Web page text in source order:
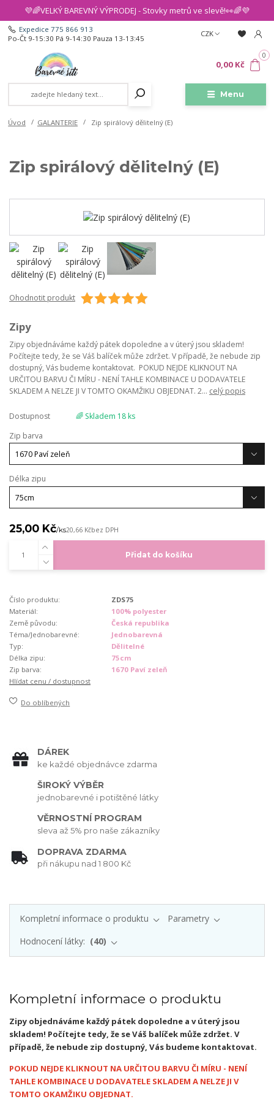
💜🌈VELKÝ BAREVNÝ VÝPRODEJ - Stovky metrů ve slevě!👀🌈💜
Menu
CZK
Expedice 775 866 913
Po-Čt 9-15:30 Pá 9-14:30 Pauza 13-13:45
0
0,00 Kč
Úvod GALANTERIE Zip spirálový dělitelný (E)
Zip spirálový dělitelný (E)
Ohodnotit produkt
Zipy
Zipy objednáváme každý pátek dopoledne a v úterý jsou skladem!
Počítejte tedy, že se Váš balíček může zdržet. V případě, že nebude zip
dostupný, Vás budeme kontaktovat. POKUD NEJDE KLIKNOUT NA
URČITOU BARVU ČI MÍRU - NENÍ TAHLE KOMBINACE U DODAVATELE
SKLADEM A NELZE JI V TOMTO OKAMŽIKU OBJEDNAT. 2... celý popis
Dostupnost
🌈 Skladem 18 ks
Zip barva
Délka zipu
25,00 Kč/ks20,66 Kčbez DPH
Přidat do košíku
Číslo produktu:
ZDS75
Materiál:
100% polyester
Země původu:
Česká republika
Téma/Jednobarevné:
Jednobarevná
Typ:
Dělitelné
Délka zipu:
75cm
Zip barva:
1670 Paví zeleň
Hlídat cenu / dostupnost
Do oblíbených
DÁREK
ke každé objednávce zdarma
ŠIROKÝ VÝBĚR
jednobarevné i potištěné látky
VĚRNOSTNÍ PROGRAM
sleva až 5% pro naše zákazníky
DOPRAVA ZDARMA
při nákupu nad 1 800 Kč
Kompletní informace o produktu
Parametry
Hodnocení látky:
40
Kompletní informace o produktu
Zipy objednáváme každý pátek dopoledne a v úterý jsou
skladem! Počítejte tedy, že se Váš balíček může zdržet. V
případě, že nebude zip dostupný, Vás budeme kontaktovat.
POKUD NEJDE KLIKNOUT NA URČITOU BARVU ČI MÍRU - NENÍ
TAHLE KOMBINACE U DODAVATELE SKLADEM A NELZE JI V
TOMTO OKAMŽIKU OBJEDNAT.